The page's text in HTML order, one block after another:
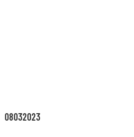
08032023